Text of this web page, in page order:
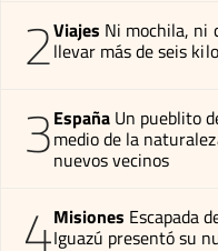
2Viajes Ni mochila, ni
llevar más de seis
3España Un pueblito
medio de la
nuevos vecinos
4Misiones Escapada
Iguazú presentó su